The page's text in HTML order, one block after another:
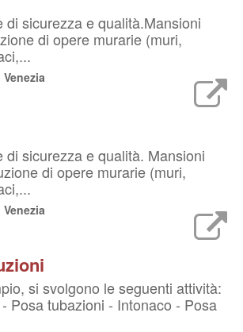
di sicurezza e qualità.Mansioni
di opere murarie (muri,
di sicurezza e qualità. Mansioni
di opere murarie (muri,
si svolgono le seguenti attività:
Posa tubazioni - Intonaco - Posa